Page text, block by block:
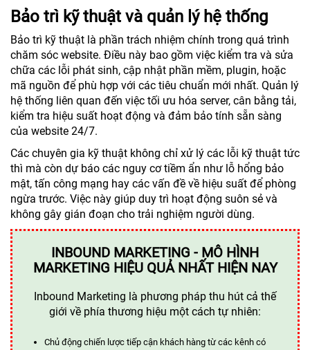
Bảo trì kỹ thuật và quản lý hệ thống
Bảo trì kỹ thuật là phần trách nhiệm chính trong quá trình
chăm sóc website. Điều này bao gồm việc kiểm tra và sửa
chữa các lỗi phát sinh, cập nhật phần mềm, plugin, hoặc
mã nguồn để phù hợp với các tiêu chuẩn mới nhất. Quản lý
hệ thống liên quan đến việc tối ưu hóa server, cân bằng tải,
kiểm tra hiệu suất hoạt động và đảm bảo tính sẵn sàng
của website 24/7.
Các chuyên gia kỹ thuật không chỉ xử lý các lỗi kỹ thuật tức
thì mà còn dự báo các nguy cơ tiềm ẩn như lỗ hổng bảo
mật, tấn công mạng hay các vấn đề về hiệu suất để phòng
ngừa trước. Việc này giúp duy trì hoạt động suôn sẻ và
không gây gián đoạn cho trải nghiệm người dùng.
INBOUND MARKETING - MÔ HÌNH
MARKETING HIỆU QUẢ NHẤT HIỆN NAY
Inbound Marketing là phương pháp thu hút cả thế
giới về phía thương hiệu một cách tự nhiên:
Chủ động chiến lược tiếp cận khách hàng từ các kênh có